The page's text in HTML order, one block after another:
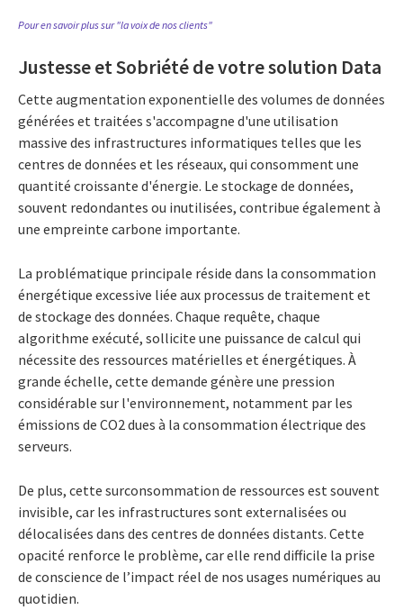
Pour en savoir plus sur "la voix de nos clients"
Justesse et Sobriété de votre solution Data
Cette augmentation exponentielle des volumes de données
générées et traitées s'accompagne d'une utilisation
massive des infrastructures informatiques telles que les
centres de données et les réseaux, qui consomment une
quantité croissante d'énergie. Le stockage de données,
souvent redondantes ou inutilisées, contribue également à
une empreinte carbone importante.
La problématique principale réside dans la consommation
énergétique excessive liée aux processus de traitement et
de stockage des données. Chaque requête, chaque
algorithme exécuté, sollicite une puissance de calcul qui
nécessite des ressources matérielles et énergétiques. À
grande échelle, cette demande génère une pression
considérable sur l'environnement, notamment par les
émissions de CO2 dues à la consommation électrique des
serveurs.
De plus, cette surconsommation de ressources est souvent
invisible, car les infrastructures sont externalisées ou
délocalisées dans des centres de données distants. Cette
opacité renforce le problème, car elle rend difficile la prise
de conscience de l’impact réel de nos usages numériques au
quotidien.